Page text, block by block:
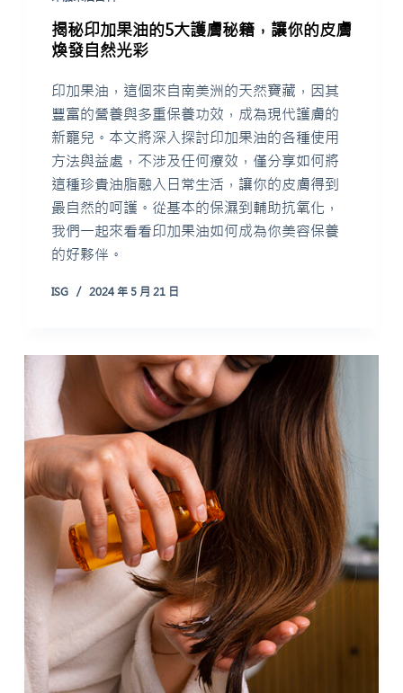
揭秘印加果油的5大護膚秘籍，讓你的皮膚
煥發自然光彩
印加果油，這個來自南美洲的天然寶藏，因其
豐富的營養與多重保養功效，成為現代護膚的
新寵兒。本文將深入探討印加果油的各種使用
方法與益處，不涉及任何療效，僅分享如何將
這種珍貴油脂融入日常生活，讓你的皮膚得到
最自然的呵護。從基本的保濕到輔助抗氧化，
我們一起來看看印加果油如何成為你美容保養
的好夥伴。
ISG 2024 年 5 月 21 日